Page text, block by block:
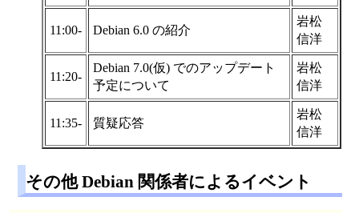
11:00- Debian 6.0 の紹介
岩松
信洋
11:20-
Debian 7.0(仮) でのアップデート
予定について
岩松
信洋
11:35- 質疑応答
岩松
信洋
その他 Debian 関係者によるイベント